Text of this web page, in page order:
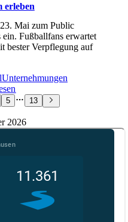
erleben
Mai zum Public
Fußballfans erwartet
bester Verpflegung auf
Unternehmungen
5 13
2026